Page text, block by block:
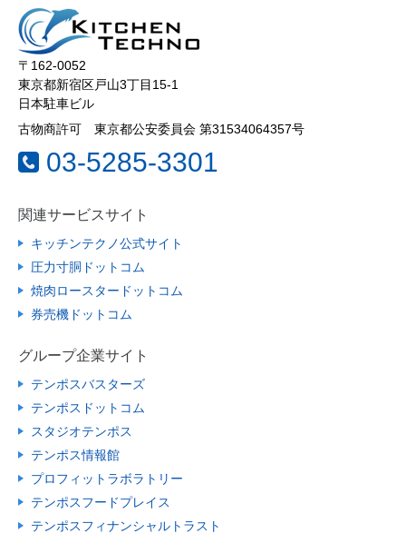
〒162-0052
東京都新宿区戸山3丁目15-1
日本駐車ビル
古物商許可 東京都公安委員会 第31534064357号
03-5285-3301
関連サービスサイト
キッチンテクノ公式サイト
圧力寸胴ドットコム
焼肉ロースタードットコム
券売機ドットコム
グループ企業サイト
テンポスバスターズ
テンポスドットコム
スタジオテンポス
テンポス情報館
プロフィットラボラトリー
テンポスフードプレイス
テンポスフィナンシャルトラスト